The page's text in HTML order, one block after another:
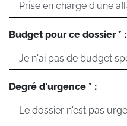
Budget pour ce dossier * :
Degré d'urgence * :